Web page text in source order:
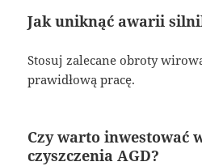
Jak uniknąć awarii
Stosuj zalecane obroty
prawidłową pracę.
Czy warto inwestować
czyszczenia AGD?